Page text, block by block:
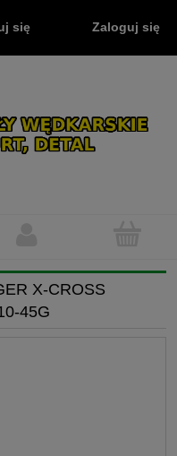
się Zaloguj się
X-CROSS
45G